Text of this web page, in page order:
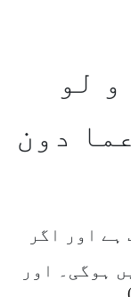
لو
دون
اور اگر
ہوگی۔ اور